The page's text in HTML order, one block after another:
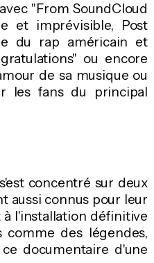
"From SoundCloud
et imprévisible, Post
du rap américain et
ou encore
de sa musique ou
les fans du principal
concentré sur deux
aussi connus pour leur
l'installation définitive
des légendes,
documentaire d'une